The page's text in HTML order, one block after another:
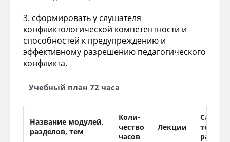
3. сформировать у слушателя
конфликтологической компетентности и
способностей к предупреждению и
эффективному разрешению педагогического
конфликта.
Учебный план 72 часа
Название модулей,
разделов, тем
Коли-
чество
часов
Лекции
работа